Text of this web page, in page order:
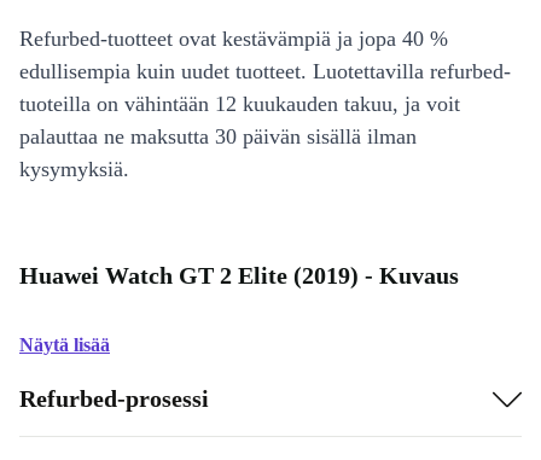
Refurbed-tuotteet ovat kestävämpiä ja jopa 40 %
edullisempia kuin uudet tuotteet. Luotettavilla refurbed-
tuoteilla on vähintään 12 kuukauden takuu, ja voit
palauttaa ne maksutta 30 päivän sisällä ilman
kysymyksiä.
Huawei Watch GT 2 Elite (2019) - Kuvaus
Näytä lisää
Refurbed-prosessi